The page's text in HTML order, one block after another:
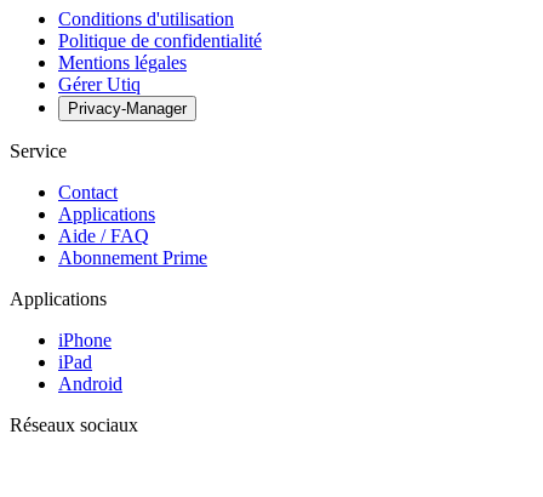
Conditions d'utilisation
Politique de confidentialité
Mentions légales
Gérer Utiq
Privacy-Manager
Service
Contact
Applications
Aide / FAQ
Abonnement Prime
Applications
iPhone
iPad
Android
Réseaux sociaux